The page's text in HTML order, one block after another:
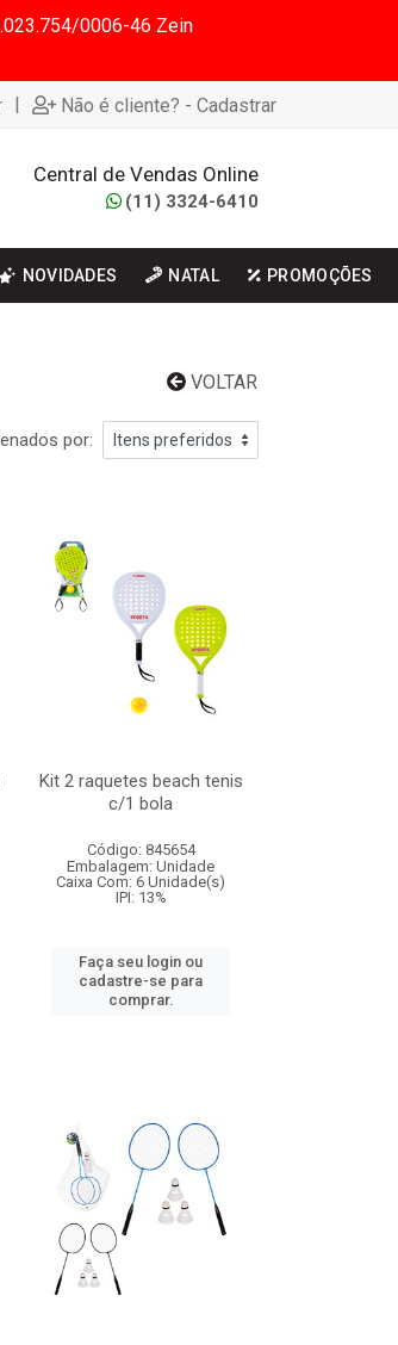
0006-46 Zein
| Não é cliente? - Cadastrar
Central de Vendas Online
(11) 3324-6410
NOVIDADES NATAL PROMOÇÕES
VOLTAR
por:
Kit 2 raquetes beach tenis
c/1 bola
Código: 845654
Embalagem: Unidade
Caixa Com: 6 Unidade(s)
IPI: 13%
Faça seu login ou
cadastre-se para
comprar.